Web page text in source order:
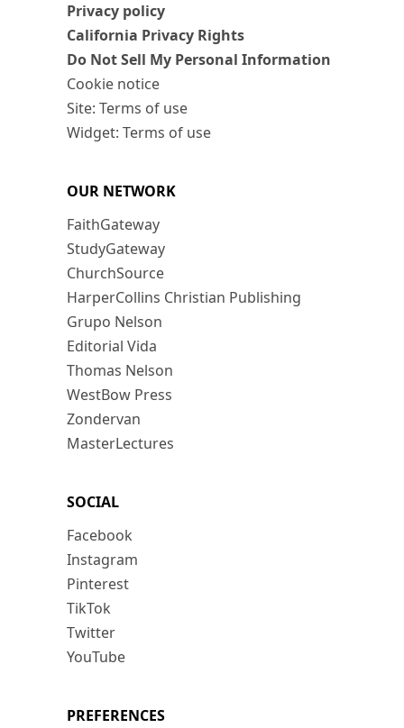
Privacy policy
California Privacy Rights
Do Not Sell My Personal Information
Cookie notice
Site: Terms of use
Widget: Terms of use
OUR NETWORK
FaithGateway
StudyGateway
ChurchSource
HarperCollins Christian Publishing
Grupo Nelson
Editorial Vida
Thomas Nelson
WestBow Press
Zondervan
MasterLectures
SOCIAL
Facebook
Instagram
Pinterest
TikTok
Twitter
YouTube
PREFERENCES